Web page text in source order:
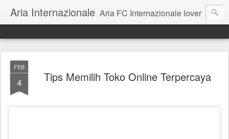
Aria Internazionale Aria FC Internazionale lover
FEB
4 Tips Memilih Toko Online Terpercaya